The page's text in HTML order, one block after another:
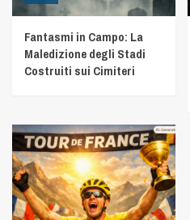
Fantasmi in Campo: La
Maledizione degli Stadi
Costruiti sui Cimiteri